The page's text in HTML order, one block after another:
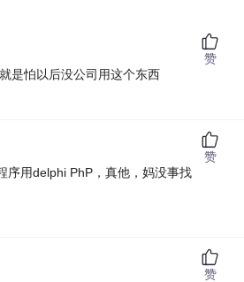
是怕以后没公司用这个东西
赞
序用delphi PhP，真他，妈没事找
赞
赞